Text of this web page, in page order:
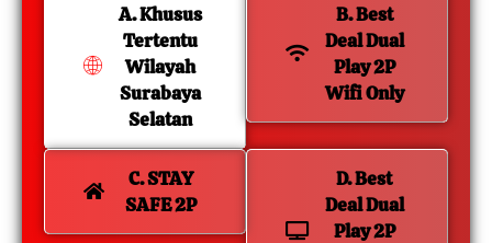
A. Khusus
Tertentu
Wilayah
Surabaya
Selatan
B. Best
Deal Dual
Play 2P
Wifi Only
C. STAY
SAFE 2P
D. Best
Deal Dual
Play 2P